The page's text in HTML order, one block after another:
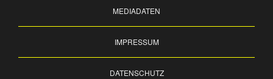
MEDIADATEN
IMPRESSUM
DATENSCHUTZ